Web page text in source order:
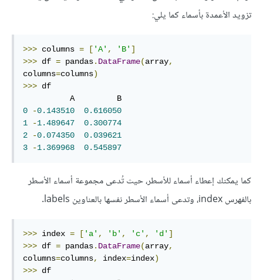
تزويد الأعمدة بأسماء كما يلي:
>>> columns = [ 'A' , 'B' ]
>>> df = pandas. DataFrame(array,
columns=columns)
>>> df
0
-0.143510
0.616050
1
-1.489647
0.300774
2
-0.074350
0.039621
3
-1.369968 0.545897
كما يمكنك إعطاء أسماء للأسطر، حيث تُدعى مجموعة أسماء الأسطر
بالفهرس index، وتدعى أسماء الأسطر نفسها بالعناوين labels.
>>> index = [ 'a' , 'b' , 'c' , 'd' ]
>>> df = pandas. DataFrame(array,
columns=columns, index=index)
>>> df